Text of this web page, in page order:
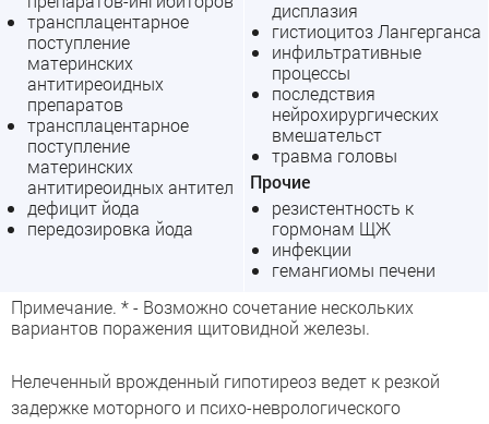
трансплацентарное
поступление
материнских
антитиреоидных
препаратов
трансплацентарное
поступление
материнских
антитиреоидных антител
дефицит йода
передозировка йода
дисплазия
гистиоцитоз Лангерганса
инфильтративные
процессы
последствия
нейрохирургических
вмешательст
травма головы
Прочие
резистентность к
гормонам ЩЖ
инфекции
гемангиомы печени
Примечание. * - Возможно сочетание нескольких
вариантов поражения щитовидной железы.
Нелеченный врожденный гипотиреоз ведет к резкой
задержке моторного и психо-неврологического